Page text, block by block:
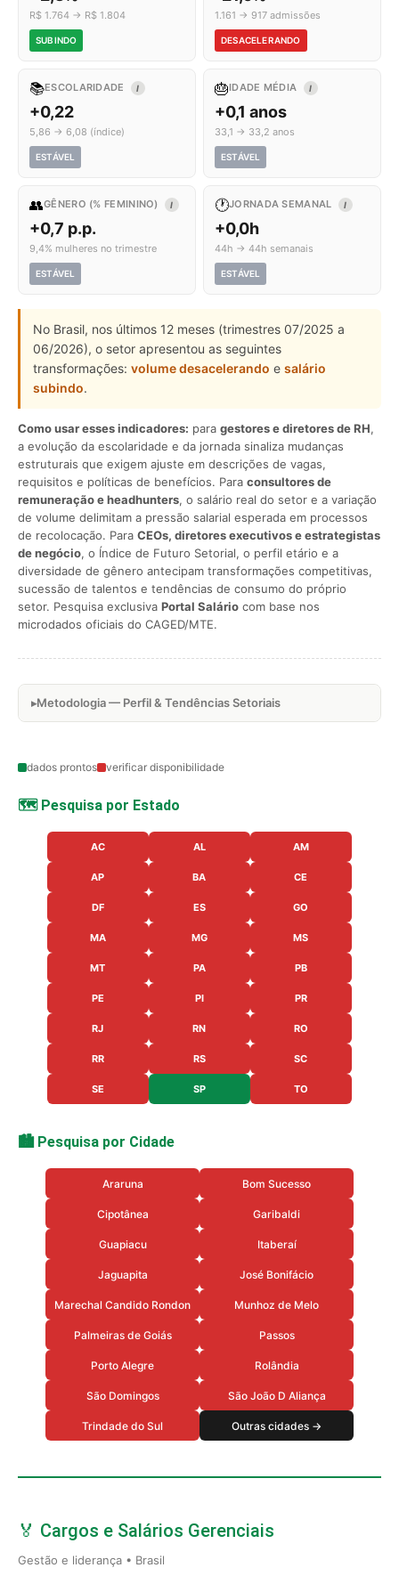
R$ 1.764 → R$ 1.804
SUBINDO
1.161 → 917 admissões
DESACELERANDO
📚ESCOLARIDADE I
+0,22
5,86 → 6,08 (índice)
ESTÁVEL
🎂IDADE MÉDIA I
+0,1 anos
33,1 → 33,2 anos
ESTÁVEL
👥GÊNERO (% FEMININO) I
+0,7 p.p.
9,4% mulheres no trimestre
ESTÁVEL
🕐JORNADA SEMANAL I
+0,0h
44h → 44h semanais
ESTÁVEL
No Brasil, nos últimos 12 meses (trimestres 07/2025 a
06/2026), o setor apresentou as seguintes
transformações: volume desacelerando e salário
subindo.
Como usar esses indicadores: para gestores e diretores de RH,
a evolução da escolaridade e da jornada sinaliza mudanças
estruturais que exigem ajuste em descrições de vagas,
requisitos e políticas de benefícios. Para consultores de
remuneração e headhunters, o salário real do setor e a variação
de volume delimitam a pressão salarial esperada em processos
de recolocação. Para CEOs, diretores executivos e estrategistas
de negócio, o Índice de Futuro Setorial, o perfil etário e a
diversidade de gênero antecipam transformações competitivas,
sucessão de talentos e tendências de consumo do próprio
setor. Pesquisa exclusiva Portal Salário com base nos
microdados oficiais do CAGED/MTE.
Metodologia — Perfil & Tendências Setoriais
dados prontos verificar disponibilidade
🗺️ Pesquisa por Estado
AC AL AM
AP BA CE
DF ES GO
MA MG MS
MT PA PB
PE PI PR
RJ RN RO
RR RS SC
SE SP TO
🏙️ Pesquisa por Cidade
Araruna Bom Sucesso
Cipotânea Garibaldi
Guapiacu Itaberaí
Jaguapita José Bonifácio
Marechal Candido Rondon Munhoz de Melo
Palmeiras de Goiás Passos
Porto Alegre Rolândia
São Domingos São João D Aliança
Trindade do Sul Outras cidades →
🏅 Cargos e Salários Gerenciais
Gestão e liderança • Brasil